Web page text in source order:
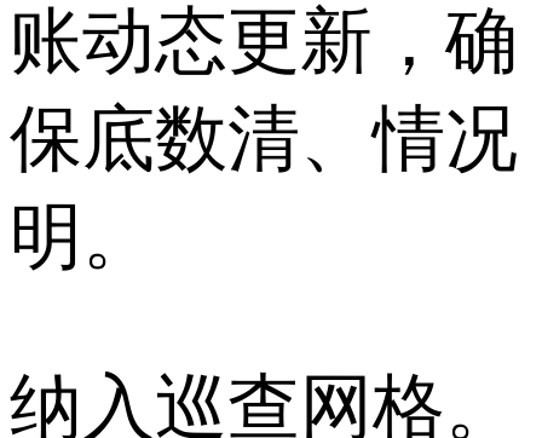
账动态更新，确
保底数清、情况
明。
纳入巡查网格。